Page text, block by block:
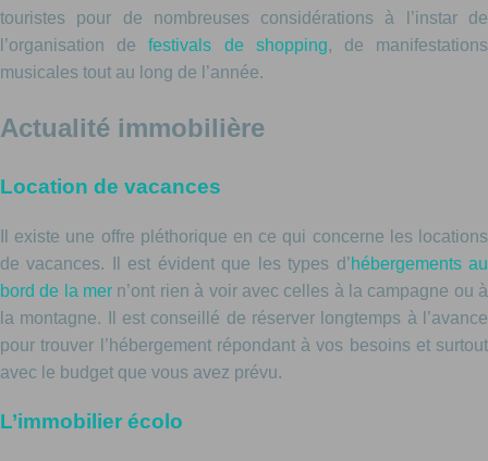
touristes pour de nombreuses considérations à l’instar de
l’organisation defestivals de shopping, de manifestations
musicales tout au long de l’année.
Actualité immobilière
Location de vacances
Il existe une offre pléthorique en ce qui concerne les locations
de vacances. Il est évident que les types d’hébergements au
bord de la mer n’ont rien à voir avec celles à la campagne ou à
la montagne. Il est conseillé de réserver longtemps à l’avance
pour trouver l’hébergement répondant à vos besoins et surtout
avec le budget que vous avez prévu.
L’immobilier écolo